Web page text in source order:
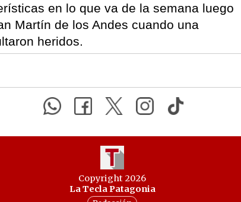
en lo que va de la semana luego
Martín de los Andes cuando una
heridos.
Copyright 2026
La Tecla Patagonia